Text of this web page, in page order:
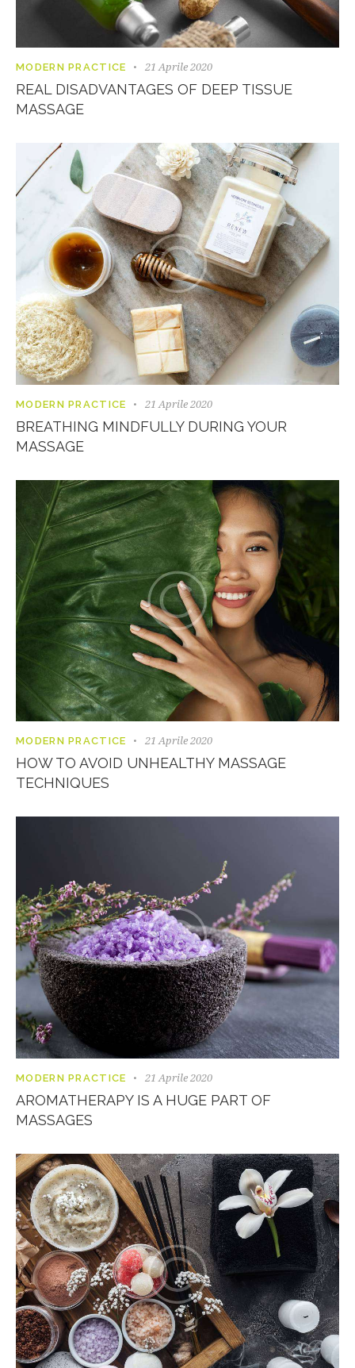
MODERN PRACTICE 21 Aprile 2020
REAL DISADVANTAGES OF DEEP TISSUE
MASSAGE
MODERN PRACTICE 21 Aprile 2020
BREATHING MINDFULLY DURING YOUR
MASSAGE
MODERN PRACTICE 21 Aprile 2020
HOW TO AVOID UNHEALTHY MASSAGE
TECHNIQUES
MODERN PRACTICE 21 Aprile 2020
AROMATHERAPY IS A HUGE PART OF
MASSAGES